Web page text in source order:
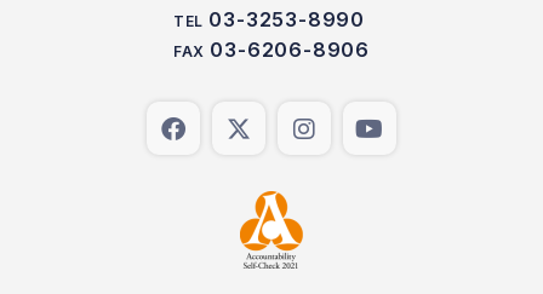
TEL 03-3253-8990
FAX 03-6206-8906